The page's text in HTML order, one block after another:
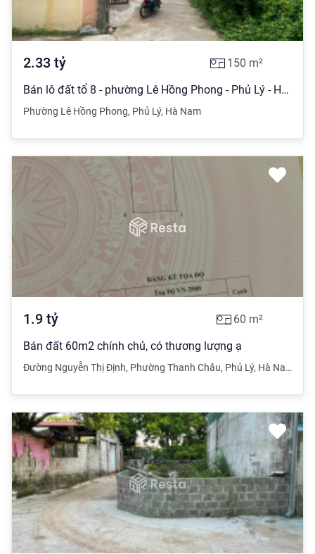
2.33 tỷ 150 m²
Bán lô đất tổ 8 - phường Lê Hồng Phong - Phủ Lý - Hà Nam (Cạnh khu đô thị Tây Phù Vân)
Phường Lê Hồng Phong, Phủ Lý, Hà Nam
1.9 tỷ 60 m²
Bán đất 60m2 chính chủ, có thương lượng ạ
Đường Nguyễn Thị Định, Phường Thanh Châu, Phủ Lý, Hà Nam